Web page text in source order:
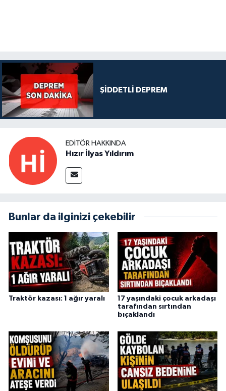
ŞİDDETLİ DEPREM
EDITÖR HAKKINDA
Hızır İlyas Yıldırım
Bunlar da ilginizi çekebilir
Traktör kazası: 1 ağır yaralı
17 yaşındaki çocuk arkadaşı
tarafından sırtından
bıçaklandı